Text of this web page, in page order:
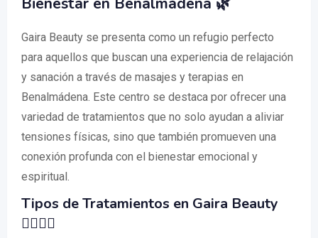
Gaira Beauty se presenta como un refugio perfecto
para aquellos que buscan una experiencia de relajación
y sanación a través de masajes y terapias en
Benalmádena. Este centro se destaca por ofrecer una
variedad de tratamientos que no solo ayudan a aliviar
tensiones físicas, sino que también promueven una
conexión profunda con el bienestar emocional y
espiritual.
Tipos de Tratamientos en Gaira Beauty
💆‍♀️💆‍♂️